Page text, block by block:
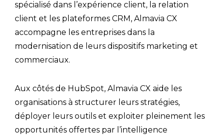
spécialisé dans l’expérience client, la relation
client et les plateformes CRM, Almavia CX
accompagne les entreprises dans la
modernisation de leurs dispositifs marketing et
commerciaux.
Aux côtés de HubSpot, Almavia CX aide les
organisations à structurer leurs stratégies,
déployer leurs outils et exploiter pleinement les
opportunités offertes par l’intelligence